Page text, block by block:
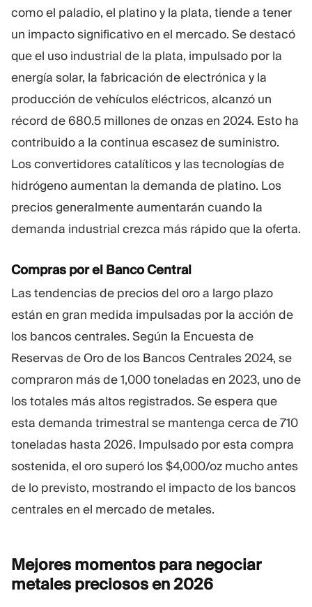
como el paladio, el platino y la plata, tiende a tener
un impacto significativo en el mercado. Se destacó
que el uso industrial de la plata, impulsado por la
energía solar, la fabricación de electrónica y la
producción de vehículos eléctricos, alcanzó un
récord de 680.5 millones de onzas en 2024. Esto ha
contribuido a la continua escasez de suministro.
Los convertidores catalíticos y las tecnologías de
hidrógeno aumentan la demanda de platino. Los
precios generalmente aumentarán cuando la
demanda industrial crezca más rápido que la oferta.
Compras por el Banco Central
Las tendencias de precios del oro a largo plazo
están en gran medida impulsadas por la acción de
los bancos centrales. Según la Encuesta de
Reservas de Oro de los Bancos Centrales 2024, se
compraron más de 1,000 toneladas en 2023, uno de
los totales más altos registrados. Se espera que
esta demanda trimestral se mantenga cerca de 710
toneladas hasta 2026. Impulsado por esta compra
sostenida, el oro superó los $4,000/oz mucho antes
de lo previsto, mostrando el impacto de los bancos
centrales en el mercado de metales.
Mejores momentos para negociar
metales preciosos en2026